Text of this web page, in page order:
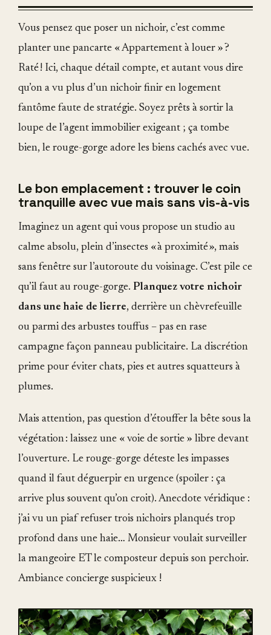
Vous pensez que poser un nichoir, c’est comme
planter une pancarte « Appartement à louer » ?
Raté ! Ici, chaque détail compte, et autant vous dire
qu’on a vu plus d’un nichoir finir en logement
fantôme faute de stratégie. Soyez prêts à sortir la
loupe de l’agent immobilier exigeant ; ça tombe
bien, le rouge-gorge adore les biens cachés avec vue.
Le bon emplacement : trouver le coin
tranquille avec vue mais sans vis-à-vis
Imaginez un agent qui vous propose un studio au
calme absolu, plein d’insectes « à proximité », mais
sans fenêtre sur l’autoroute du voisinage. C’est pile ce
qu’il faut au rouge-gorge. Planquez votre nichoir
dans une haie de lierre, derrière un chèvrefeuille
ou parmi des arbustes touffus – pas en rase
campagne façon panneau publicitaire. La discrétion
prime pour éviter chats, pies et autres squatteurs à
plumes.
Mais attention, pas question d’étouffer la bête sous la
végétation : laissez une « voie de sortie » libre devant
l’ouverture. Le rouge-gorge déteste les impasses
quand il faut déguerpir en urgence (spoiler : ça
arrive plus souvent qu’on croit). Anecdote véridique :
j’ai vu un piaf refuser trois nichoirs planqués trop
profond dans une haie… Monsieur voulait surveiller
la mangeoire ET le composteur depuis son perchoir.
Ambiance concierge suspicieux !